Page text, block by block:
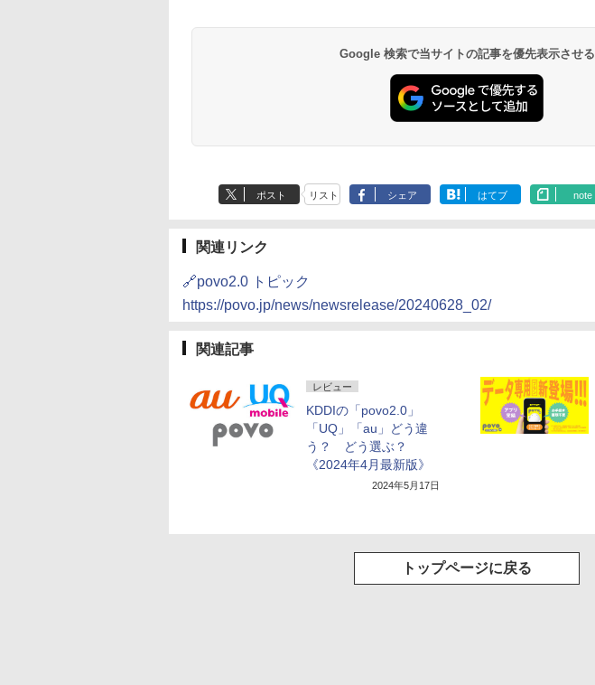
Google 検索で当サイトの記事を優先表示させる
ポスト リスト シェア はてブ note
関連リンク
🔗povo2.0 トピック
https://povo.jp/news/newsrelease/20240628_02/
関連記事
レビュー
KDDIの「povo2.0」
「UQ」「au」どう違
う？ どう選ぶ？
《2024年4月最新版》
2024年5月17日
トップページに戻る